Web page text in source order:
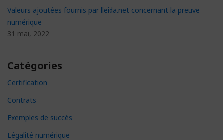
Valeurs ajoutées fournis par lleida.net concernant la preuve
numérique
31 mai, 2022
Catégories
Certification
Contrats
Exemples de succès
Légalité numérique